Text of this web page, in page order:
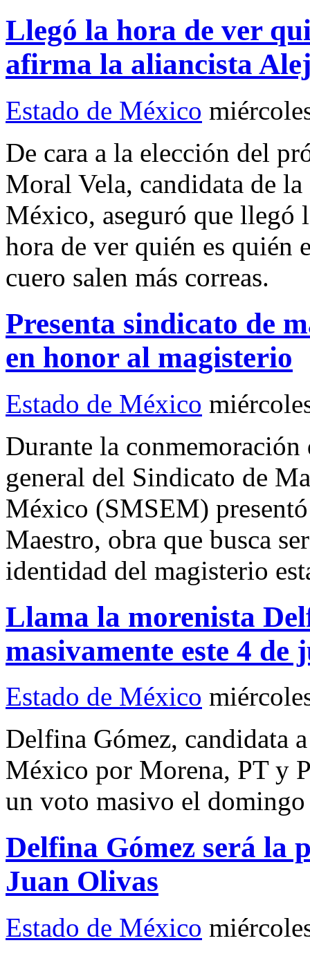
Llegó la hora de ver
afirma la aliancista
Estado de México
De cara a la elección del
Moral Vela, candidata de
México, aseguró que llegó
hora de ver quién es quién
cuero salen más correas.
Presenta sindicato de
en honor al magisterio
Estado de México
Durante la
general del Sindicato de
México (SMSEM)
Maestro, obra que busca
identidad del magisterio
Llama la morenista
masivamente este 4 de
Estado de México
Delfina Gómez, candidata
México por Morena, PT y
un voto masivo el
Delfina Gómez será la
Juan Olivas
Estado de México